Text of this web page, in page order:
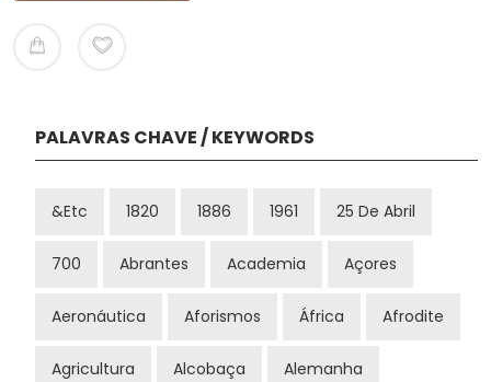
PALAVRAS CHAVE / KEYWORDS
&etc 1820 1886 1961 25 De Abril
700 Abrantes Academia Açores
Aeronáutica Aforismos África Afrodite
Agricultura Alcobaça Alemanha